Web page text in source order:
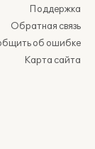
Поддержка
Обратная связь
об ошибке
Карта сайта